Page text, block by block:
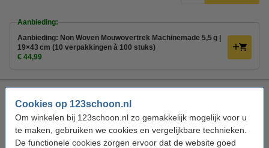
Cookies op 123schoon.nl
Om winkelen bij 123schoon.nl zo gemakkelijk mogelijk voor u
te maken, gebruiken we cookies en vergelijkbare technieken.
De functionele cookies zorgen ervoor dat de website goed
Aanbieding:
Aanbieding: Non Woven Mouwovertrek Machinemade 5,5 g |
19×43 cm (10 verpakkingen à 100 stuks)
€ 44,99
Mouwovertek: effectieve bescherming voor
onderarmen
Onze mouwovertrekken zorgen voor betrouwbare bescherming